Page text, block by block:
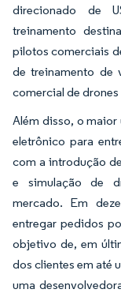
direcionado de
treinamento
pilotos comerciais
de treinamento de
comercial de drones
Além disso, o
eletrônico para
com a introdução
e simulação de
mercado. Em
entregar pedidos
objetivo de, em
dos clientes em até
uma